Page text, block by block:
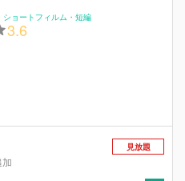
ショートフィルム・短編
3.6
加
見放題